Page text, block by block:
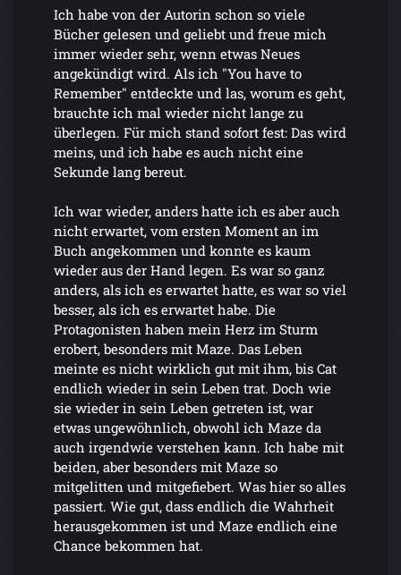
Ich habe von der Autorin schon so viele
Bücher gelesen und geliebt und freue mich
immer wieder sehr, wenn etwas Neues
angekündigt wird. Als ich "You have to
Remember" entdeckte und las, worum es geht,
brauchte ich mal wieder nicht lange zu
überlegen. Für mich stand sofort fest: Das wird
meins, und ich habe es auch nicht eine
Sekunde lang bereut.
Ich war wieder, anders hatte ich es aber auch
nicht erwartet, vom ersten Moment an im
Buch angekommen und konnte es kaum
wieder aus der Hand legen. Es war so ganz
anders, als ich es erwartet hatte, es war so viel
besser, als ich es erwartet habe. Die
Protagonisten haben mein Herz im Sturm
erobert, besonders mit Maze. Das Leben
meinte es nicht wirklich gut mit ihm, bis Cat
endlich wieder in sein Leben trat. Doch wie
sie wieder in sein Leben getreten ist, war
etwas ungewöhnlich, obwohl ich Maze da
auch irgendwie verstehen kann. Ich habe mit
beiden, aber besonders mit Maze so
mitgelitten und mitgefiebert. Was hier so alles
passiert. Wie gut, dass endlich die Wahrheit
herausgekommen ist und Maze endlich eine
Chance bekommen hat.